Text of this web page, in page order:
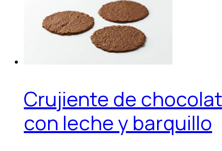
Crujiente de
con leche y barquillo